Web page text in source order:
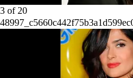
3 of 20